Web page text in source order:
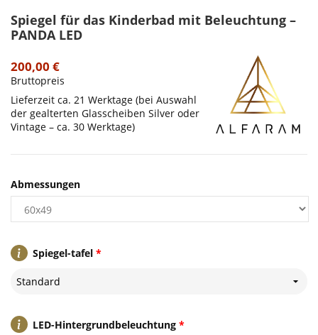
Spiegel für das Kinderbad mit Beleuchtung –
PANDA LED
200,00 €
Bruttopreis
Lieferzeit ca. 21 Werktage (bei Auswahl
der gealterten Glasscheiben Silver oder
Vintage – ca. 30 Werktage)
*
Spiegel-tafel
Standard
*
LED-Hintergrundbeleuchtung
Abmessungen